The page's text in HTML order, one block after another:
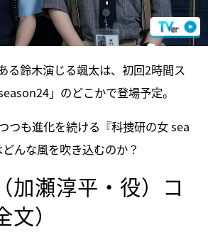
る鈴木演じる颯太は、初回2時間ス
」のどこかで登場予定。
つも進化を続ける『科捜研の女 sea
んな風を吹き込むのか？
瀬淳平・役）コ
）